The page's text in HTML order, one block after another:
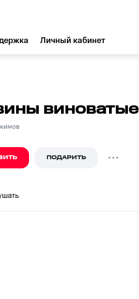
Личный кабинет
виноватые
ПОДАРИТЬ